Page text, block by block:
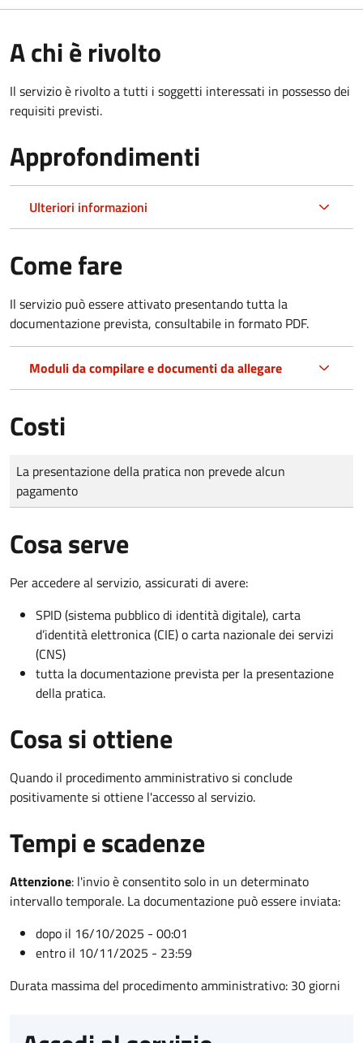
A chi è rivolto
Il servizio è rivolto a tutti i soggetti interessati in possesso dei
requisiti previsti.
Approfondimenti
Ulteriori informazioni
Come fare
Il servizio può essere attivato presentando tutta la
documentazione prevista, consultabile in formato PDF.
Moduli da compilare e documenti da allegare
Costi
Tipo di pagamento
Importo
La presentazione della pratica non prevede alcun
pagamento
Cosa serve
Per accedere al servizio, assicurati di avere:
SPID (sistema pubblico di identità digitale), carta
d’identità elettronica (CIE) o carta nazionale dei servizi
(CNS)
tutta la documentazione prevista per la presentazione
della pratica.
Cosa si ottiene
Quando il procedimento amministrativo si conclude
positivamente si ottiene l'accesso al servizio.
Tempi e scadenze
Attenzione: l'invio è consentito solo in un determinato
intervallo temporale. La documentazione può essere inviata:
dopo il 16/10/2025 - 00:01
entro il 10/11/2025 - 23:59
Durata massima del procedimento amministrativo: 30 giorni